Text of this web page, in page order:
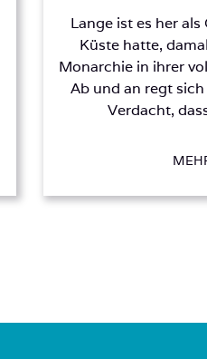
Lange ist es her
Küste hatte,
Monarchie in ihrer
Ab und an regt
Verdacht,